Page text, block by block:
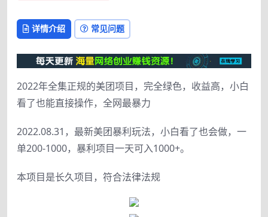
详情介绍 常见问题
2022年全集正规的美团项目，完全绿色，收益高，小白
看了也能直接操作，全网最暴力
2022.08.31，最新美团暴利玩法，小白看了也会做，一
单200-1000，暴利项目一天可入1000+。
本项目是长久项目，符合法律法规